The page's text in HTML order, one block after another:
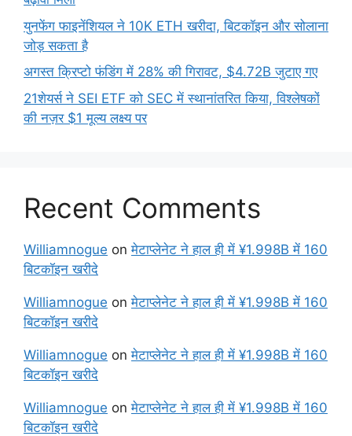
युनफेंग फाइनेंशियल ने 10K ETH खरीदा, बिटकॉइन और सोलाना
जोड़ सकता है
अगस्त क्रिप्टो फंडिंग में 28% की गिरावट, $4.72B जुटाए गए
21शेयर्स ने SEI ETF को SEC में स्थानांतरित किया, विश्लेषकों
की नज़र $1 मूल्य लक्ष्य पर
Recent Comments
Williamnogue onमेटाप्लेनेट ने हाल ही में ¥1.998B में 160
बिटकॉइन खरीदे
Williamnogue onमेटाप्लेनेट ने हाल ही में ¥1.998B में 160
बिटकॉइन खरीदे
Williamnogue onमेटाप्लेनेट ने हाल ही में ¥1.998B में 160
बिटकॉइन खरीदे
Williamnogue onमेटाप्लेनेट ने हाल ही में ¥1.998B में 160
बिटकॉइन खरीदे